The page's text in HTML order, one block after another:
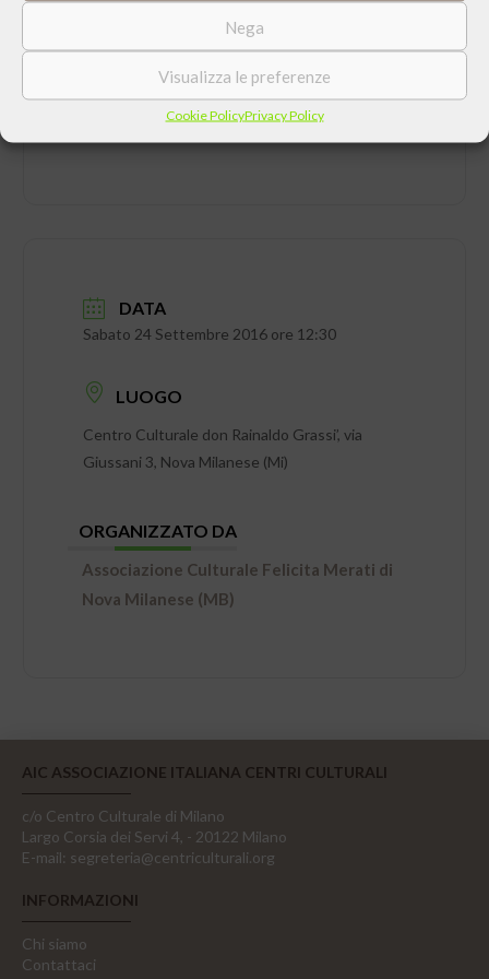
Nega
Visualizza le preferenze
Cookie PolicyPrivacy Policy
CONDIVIDI QUESTO EVENTO
DATA
Sabato 24 Settembre 2016 ore 12:30
LUOGO
Centro Culturale don Rainaldo Grassi’, via
Giussani 3, Nova Milanese (Mi)
ORGANIZZATO DA
Associazione Culturale Felicita Merati di
Nova Milanese (MB)
AIC ASSOCIAZIONE ITALIANA CENTRI CULTURALI
c/o Centro Culturale di Milano
Largo Corsia dei Servi 4, - 20122 Milano
E-mail: segreteria@centriculturali.org
INFORMAZIONI
Chi siamo
Contattaci